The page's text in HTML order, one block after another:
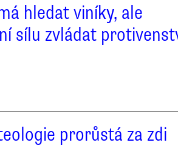
hledat viníky, ale
sílu zvládat
prorůstá za zdi